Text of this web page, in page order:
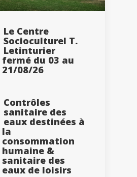
Le Centre
Socioculturel T.
Letinturier
fermé du 03 au
21/08/26
Contrôles
sanitaire des
eaux destinées à
la
consommation
humaine &
sanitaire des
eaux de loisirs